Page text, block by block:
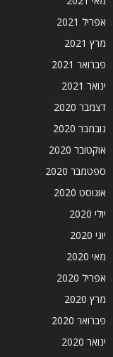
אפריל 2021
מרץ 2021
פברואר 2021
ינואר 2021
דצמבר 2020
נובמבר 2020
אוקטובר 2020
ספטמבר 2020
אוגוסט 2020
יולי 2020
יוני 2020
מאי 2020
אפריל 2020
מרץ 2020
פברואר 2020
ינואר 2020